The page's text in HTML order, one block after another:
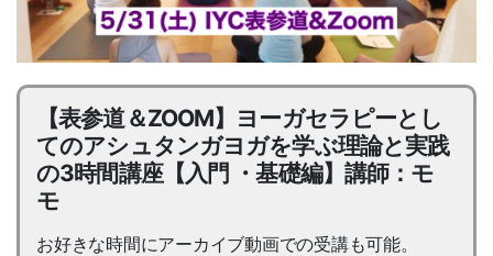
【表参道＆ZOOM】ヨーガセラピーとし
てのアシュタンガヨガを学ぶ理論と実践
の3時間講座【入門 ・基礎編】講師：モ
モ
お好きな時間にアーカイブ動画での受講も可能。